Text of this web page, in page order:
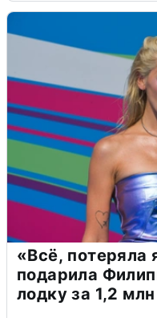
«Всё, потеряла
подарила
лодку за 1,2